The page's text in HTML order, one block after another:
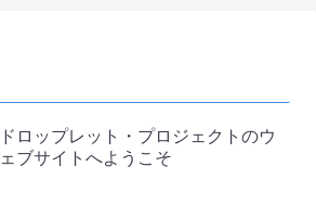
ドロップレット・プロジェクトのウ
ェブサイトへようこそ